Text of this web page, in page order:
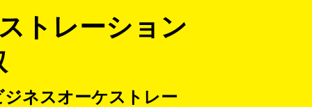
トレーション
ネスオーケストレー